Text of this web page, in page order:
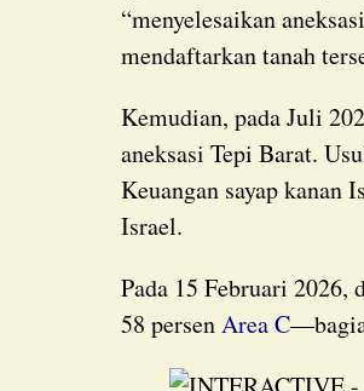
“menyelesaikan
mendaftarkan tanah
Kemudian, pada Juli
aneksasi Tepi Barat.
Keuangan sayap kanan
Israel.
Pada 15 Februari 2026, dimulailah proses perolehan dan pendaftaran permanen atas sekitar
58 persenArea C